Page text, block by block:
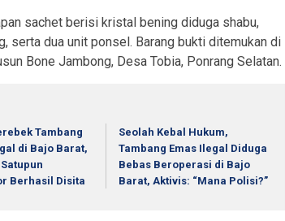
sachet berisi kristal bening diduga shabu,
serta dua unit ponsel. Barang bukti ditemukan di
Bone Jambong, Desa Tobia, Ponrang Selatan.
Tambang
di Bajo Barat,
Berhasil Disita
Seolah Kebal Hukum,
Tambang Emas Ilegal Diduga
Bebas Beroperasi di Bajo
Barat, Aktivis: “Mana Polisi?”